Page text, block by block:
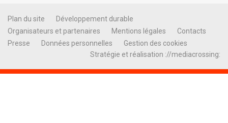
Plan du site
Développement durable
Organisateurs et partenaires
Mentions légales
Contacts
Presse
Données personnelles
Gestion des cookies
Stratégie et réalisation ://mediacrossing: